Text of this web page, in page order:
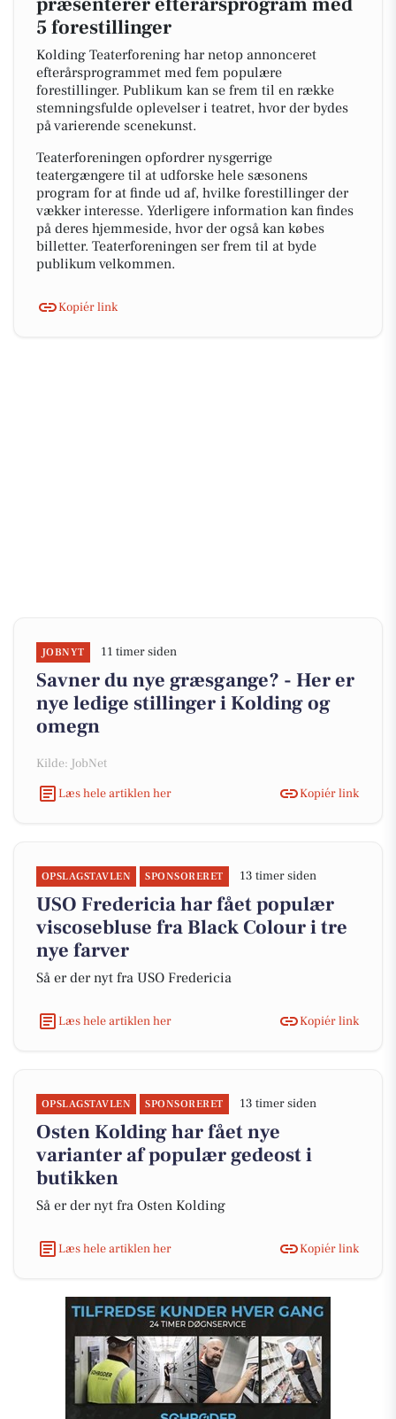
5 forestillinger
Kolding Teaterforening har netop annonceret
efterårsprogrammet med fem populære
forestillinger. Publikum kan se frem til en række
stemningsfulde oplevelser i teatret, hvor der bydes
på varierende scenekunst.
Teaterforeningen opfordrer nysgerrige
teatergængere til at udforske hele sæsonens
program for at finde ud af, hvilke forestillinger der
vækker interesse. Yderligere information kan findes
på deres hjemmeside, hvor der også kan købes
billetter. Teaterforeningen ser frem til at byde
publikum velkommen.
Kopiér link
JOBNYT 11 timer siden
Savner du nye græsgange? - Her er
nye ledige stillinger i Kolding og
omegn
Kilde: JobNet
Læs hele artiklen her
Kopiér link
OPSLAGSTAVLEN SPONSORERET 13 timer siden
USO Fredericia har fået populær
viscosebluse fra Black Colour i tre
nye farver
Så er der nyt fra USO Fredericia
Læs hele artiklen her Kopiér link
OPSLAGSTAVLEN SPONSORERET 13 timer siden
Osten Kolding har fået nye
varianter af populær gedeost i
butikken
Så er der nyt fra Osten Kolding
Læs hele artiklen her Kopiér link